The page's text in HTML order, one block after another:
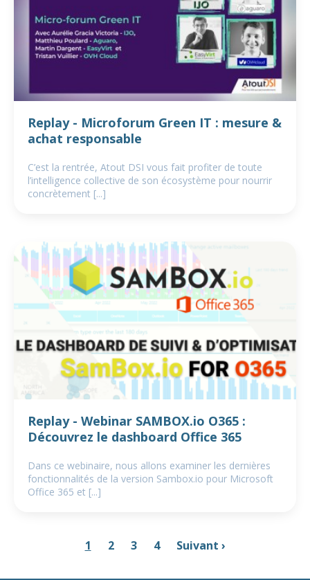
Replay - Microforum Green IT : mesure &
achat responsable
C’est la rentrée, Atout DSI vous fait profiter de toute
l’intelligence collective de son écosystème pour nourrir
concrètement [...]
Replay - Webinar SAMBOX.io O365 :
Découvrez le dashboard Office 365
Dans ce webinaire, nous allons examiner les dernières
fonctionnalités de la version Sambox.io pour Microsoft
Office 365 et [...]
1 2 3 4 Suivant ›